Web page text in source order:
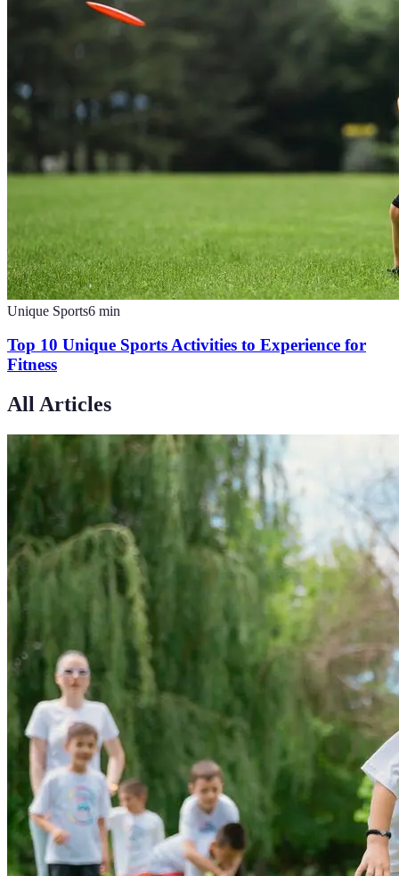
Unique Sports6 min
Top 10 Unique Sports Activities to Experience for
Fitness
All Articles